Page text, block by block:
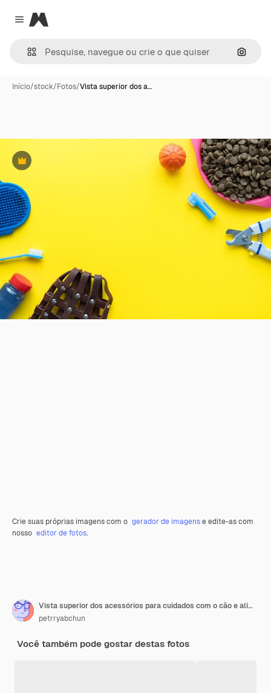
Close menu
Magnific
Início/stock/Fotos/Vista superior dos a…
Premium
Crie suas próprias imagens com o gerador de imagense edite-as com
nosso editor de fotos.
Vista superior dos acessórios para cuidados com o cão e alimentação. Postura plana. Espaço para texto.
petrryabchun
Você também pode gostar destas fotos